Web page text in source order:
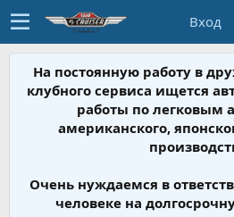
Вход
На постоянную работу в
клубного сервиса ищется
работы по легковым
американского,
Очень нуждаемся в
человеке на